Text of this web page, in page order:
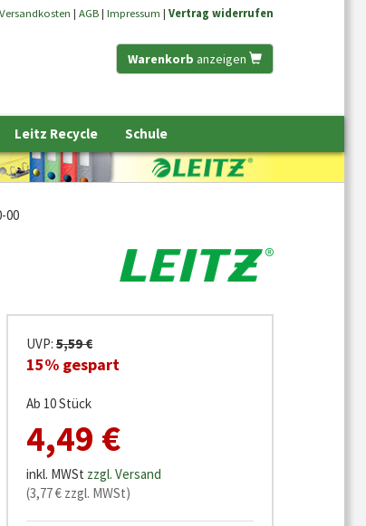
Versandkosten | AGB| Impressum | Vertrag widerrufen
Warenkorb anzeigen
Leitz Recycle Schule
00
UVP: 5,59 €
15% gespart
Ab 10 Stück
4,49 €
inkl. MWSt zzgl. Versand
(3,77 € zzgl. MWSt)